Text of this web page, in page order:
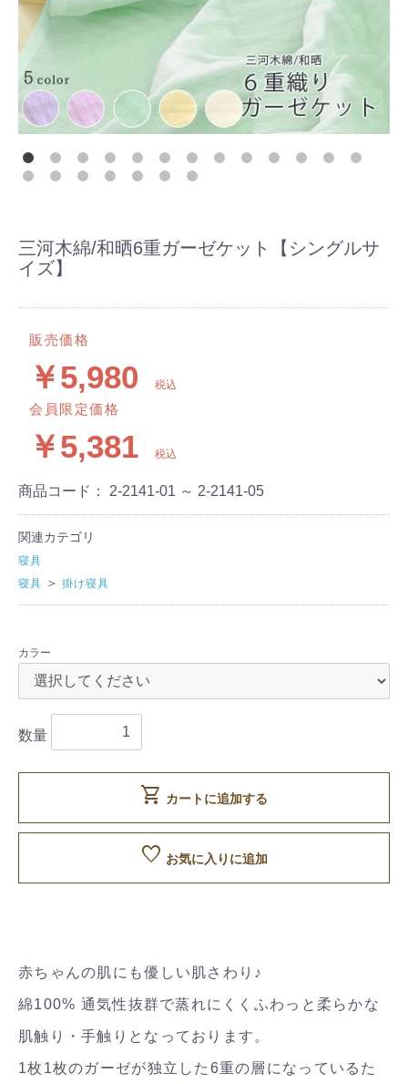
三河木綿/和晒6重ガーゼケット【シングルサ
イズ】
販売価格
￥5,980 税込
会員限定価格
￥5,381 税込
商品コード： 2-2141-01 ～ 2-2141-05
関連カテゴリ
寝具
寝具 ＞ 掛け寝具
カラー
数量
shopping_cart カートに追加する
favorite お気に入りに追加
赤ちゃんの肌にも優しい肌さわり♪
綿100% 通気性抜群で蒸れにくくふわっと柔らかな
肌触り・手触りとなっております。
1枚1枚のガーゼが独立した6重の層になっているた